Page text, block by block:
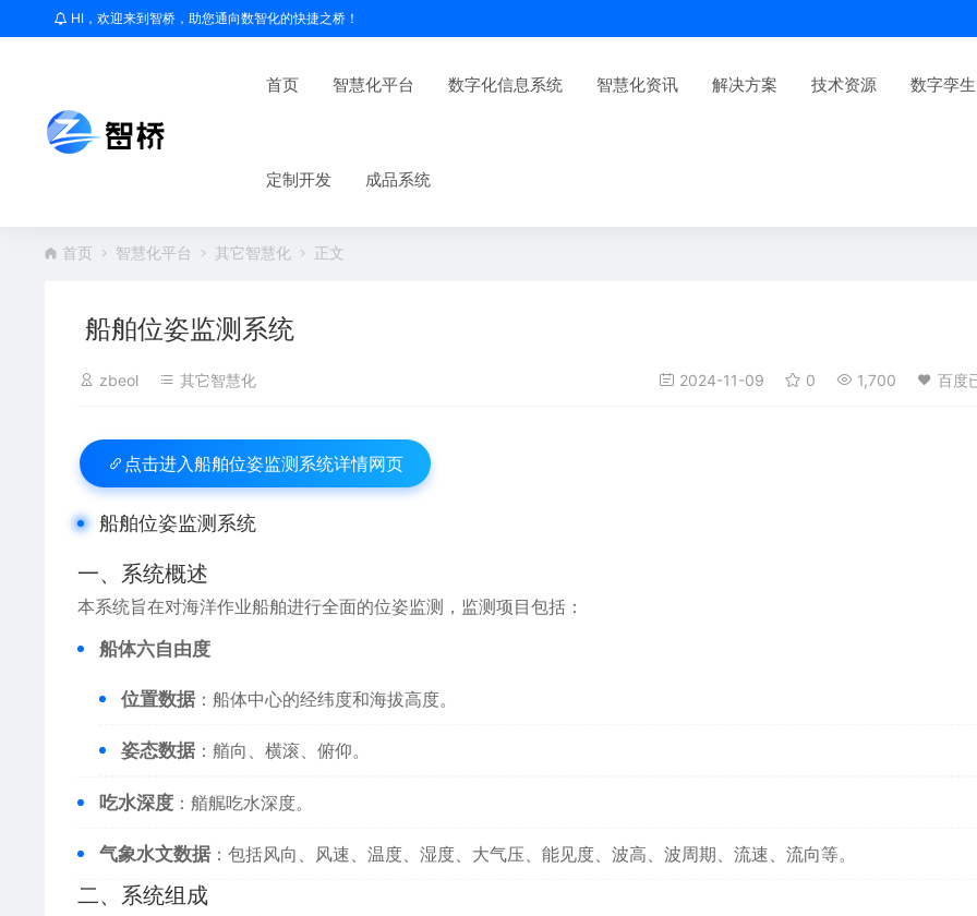
HI，欢迎来到智桥，助您通向数智化的快捷之桥！
首页 智慧化平台 数字化信息系统 智慧化资讯 解决方案 技术资源 数字孪生
定制开发 成品系统
首页 智慧化平台 其它智慧化 正文
船舶位姿监测系统
zbeol 其它智慧化 2024-11-09 0 1,700 百度
点击进入 船舶位姿监测系统详情网页
船舶位姿监测系统
一、系统概述
本系统旨在对海洋作业船舶进行全面的位姿监测，监测项目包括：
船体六自由度
位置数据 ：船体中心的经纬度和海拔高度。
姿态数据 ：艏向、横滚、俯仰。
吃水深度 ：艏艉吃水深度。
气象水文数据 ：包括风向、风速、温度、湿度、大气压、能见度、波高、波周期、流速、流向等。
二、系统组成